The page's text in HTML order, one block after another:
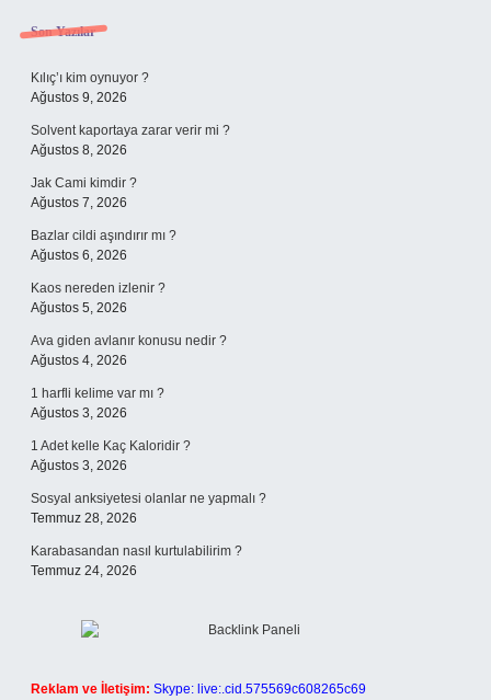
Sidebar
Son Yazılar
Kılıç’ı kim oynuyor ?
Ağustos 9, 2026
Solvent kaportaya zarar verir mi ?
Ağustos 8, 2026
Jak Cami kimdir ?
Ağustos 7, 2026
Bazlar cildi aşındırır mı ?
Ağustos 6, 2026
Kaos nereden izlenir ?
Ağustos 5, 2026
Ava giden avlanır konusu nedir ?
Ağustos 4, 2026
1 harfli kelime var mı ?
Ağustos 3, 2026
1 Adet kelle Kaç Kaloridir ?
Ağustos 3, 2026
Sosyal anksiyetesi olanlar ne yapmalı ?
Temmuz 28, 2026
Karabasandan nasıl kurtulabilirim ?
Temmuz 24, 2026
Reklam ve İletişim: Skype: live:.cid.575569c608265c69